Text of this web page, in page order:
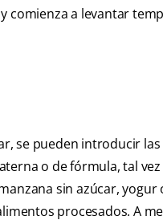
comienza a levantar
se pueden introducir
o de fórmula, tal
sin azúcar,
procesados. A